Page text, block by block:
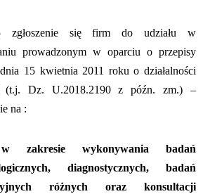
zgłoszenie się firm do udziału w
prowadzonym w oparciu o przepisy
15 kwietnia 2011 roku o działalności
(t.j. Dz. U.2018.2190 z późn. zm.) –
na :
zakresie wykonywania badań
diagnostycznych, badań
różnych oraz konsultacji